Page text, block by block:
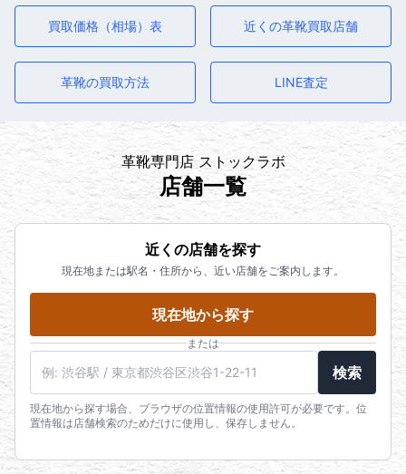
買取価格（相場）表 近くの革靴買取店舗
革靴の買取方法 LINE査定
革靴専門店 ストックラボ
店舗一覧
近くの店舗を探す
現在地または駅名・住所から、近い店舗をご案内します。
現在地から探す
または
検索
現在地から探す場合、ブラウザの位置情報の使用許可が必要です。位
置情報は店舗検索のためだけに使用し、保存しません。